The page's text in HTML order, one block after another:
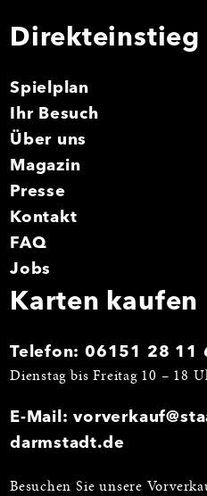
Direkteinstieg
Spielplan
Ihr Besuch
Über uns
Magazin
Presse
Kontakt
FAQ
Jobs
Karten kaufen
Telefon:06151 28 11
Dienstag bis Freitag 10 – 18
E-Mail:
darmstadt.de
Besuchen Sie unsere